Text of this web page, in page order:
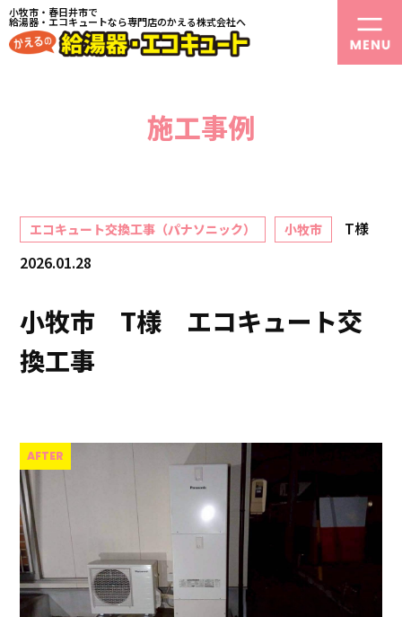
小牧市・春日井市で
給湯器・エコキュートなら専門店のかえる株式会社へ
施工事例
エコキュート交換工事（パナソニック） 小牧市
T様
2026.01.28
小牧市 T様 エコキュート交
換工事